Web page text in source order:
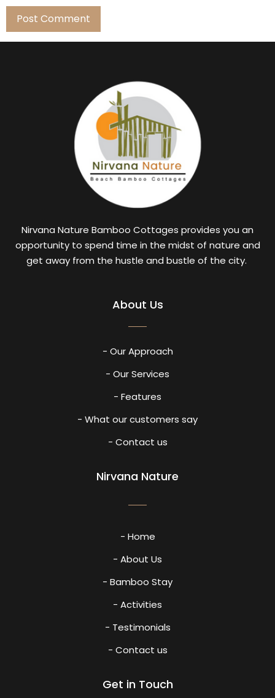
Nirvana Nature Bamboo Cottages provides you an
opportunity to spend time in the midst of nature and
get away from the hustle and bustle of the city.
About Us
- Our Approach
- Our Services
- Features
- What our customers say
- Contact us
Nirvana Nature
- Home
- About Us
- Bamboo Stay
- Activities
- Testimonials
- Contact us
Get in Touch